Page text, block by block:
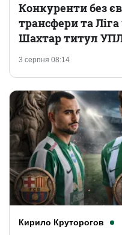
3 серпня 08:14
Конкуренти без
трансфери та
Шахтар титул
Кирило Круторогов